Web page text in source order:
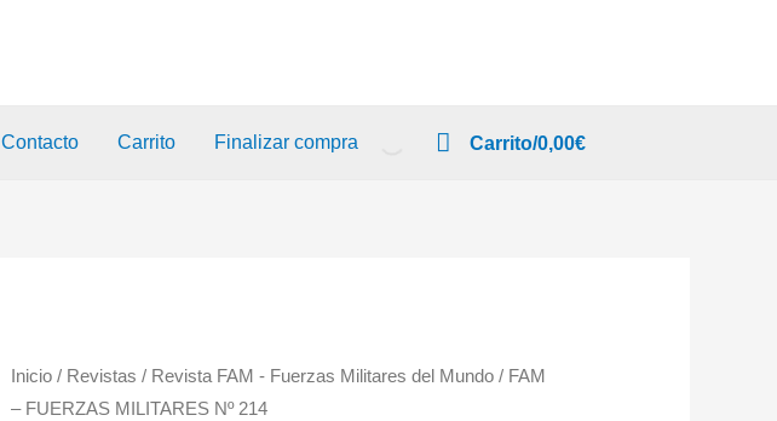
Contacto Carrito Finalizar compra Carrito/0,00€
Inicio / Revistas / Revista FAM - Fuerzas Militares del Mundo / FAM
– FUERZAS MILITARES Nº 214